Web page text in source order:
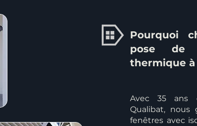
Pourquoi
pose de
thermique à
Avec 35 ans
Qualibat, nous
fenêtres avec